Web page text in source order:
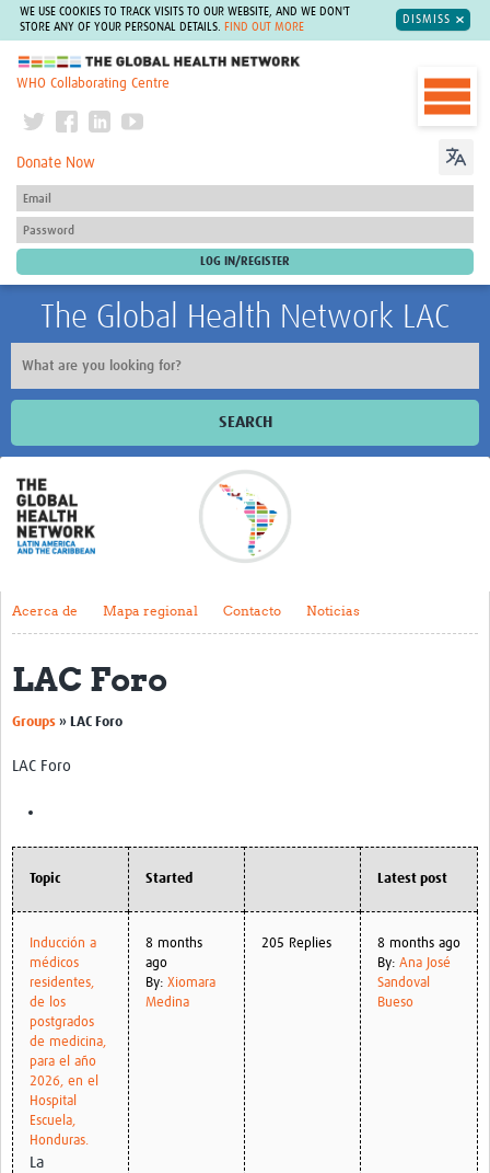
WE USE COOKIES TO TRACK VISITS TO OUR WEBSITE, AND WE DON'T
STORE ANY OF YOUR PERSONAL DETAILS.
FIND OUT MORE
DISMISS
The Global Health Network
WHO Collaborating Centre
Donate Now
The Global Health Network LAC
SEARCH
Inicio
Acerca de
Contacto
Actividades y eventos
Webinarios
Twinning
Otras Actividades
Recursos
Crear un Club de Investigación
Preparar Sesiones de Aprendizaje Asistido
Acerca de Mapa regional Contacto Noticias
LAC Foro
Groups » LAC Foro
LAC Foro
Topic Started Latest post
Inducción a
médicos
residentes,
de los
postgrados
de medicina,
para el año
2026, en el
Hospital
Escuela,
Honduras.
La
8 months
ago
By: Xiomara
Medina
205 Replies
8 months ago
By: Ana José
Sandoval
Bueso